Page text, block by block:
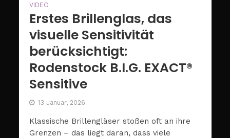
VIDEO
Erstes Brillenglas, das
visuelle Sensitivität
berücksichtigt:
Rodenstock B.I.G. EXACT®
Sensitive
13 Januar, 2026
Klassische Brillengläser stoßen oft an ihre
Grenzen – das liegt daran, dass viele